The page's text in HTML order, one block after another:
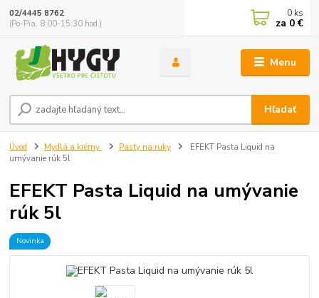
Menu
Hľadať
02/4445 8762
(Po-Pia, 8:00-15:30 hod.)
0 ks
za 0 €
Úvod Mydlá a krémy Pasty na ruky
EFEKT Pasta Liquid na
umývanie rúk 5l
EFEKT Pasta Liquid na umývanie
rúk 5l
Novinka